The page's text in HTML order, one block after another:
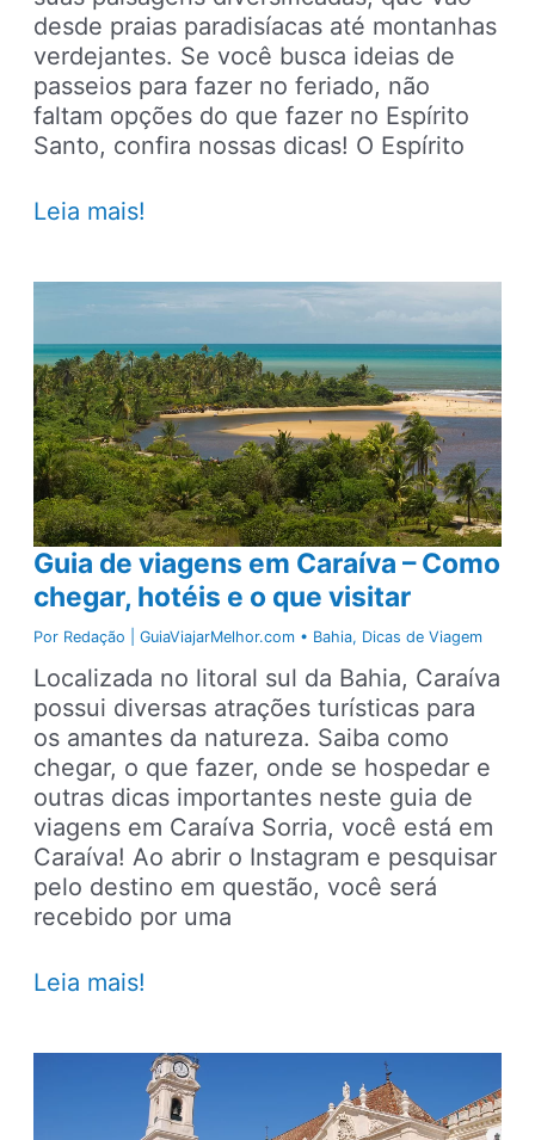
desde praias paradisíacas até montanhas
verdejantes. Se você busca ideias de
passeios para fazer no feriado, não
faltam opções do que fazer no Espírito
Santo, confira nossas dicas! O Espírito
Espírito
Dicas
viagens
e
passeios
para
fazer
no
feriado
Leia mais!
Guia de viagens em Caraíva – Como
chegar, hotéis e o que visitar
Por Redação | GuiaViajarMelhor.com • Bahia, Dicas de Viagem
Localizada no litoral sul da Bahia, Caraíva
possui diversas atrações turísticas para
os amantes da natureza. Saiba como
chegar, o que fazer, onde se hospedar e
outras dicas importantes neste guia de
viagens em Caraíva Sorria, você está em
Caraíva! Ao abrir o Instagram e pesquisar
pelo destino em questão, você será
recebido por uma
Guia
Leia mais!